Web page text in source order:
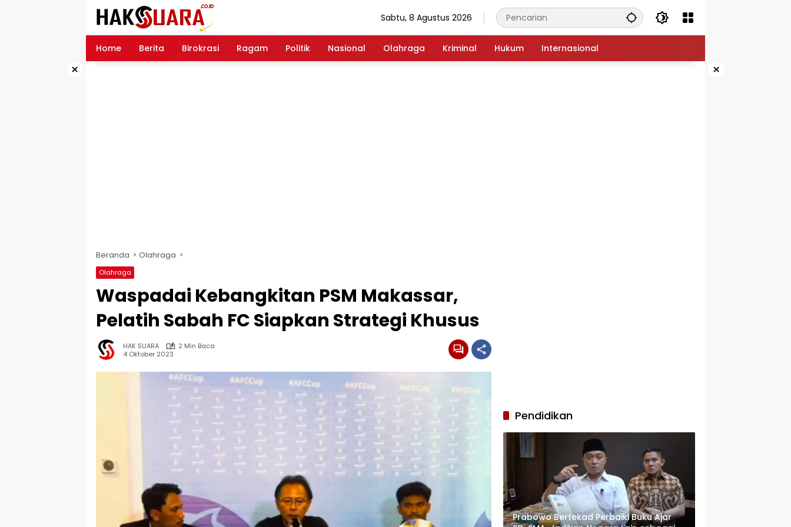
Sabtu, 8 Agustus 2026
Home Berita Birokrasi Ragam Politik Nasional Olahraga Kriminal Hukum Internasional
× ×
Beranda Olahraga
Olahraga
Waspadai Kebangkitan PSM Makassar,
Pelatih Sabah FC Siapkan Strategi Khusus
HAK SUARA
2 Min Baca
4 Oktober 2023
Pendidikan
Prabowo Bertekad Perbaiki Buku Ajar